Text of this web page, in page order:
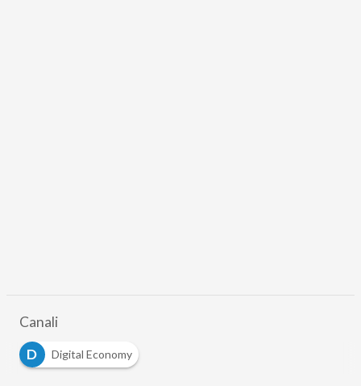
Canali
D
Digital Economy